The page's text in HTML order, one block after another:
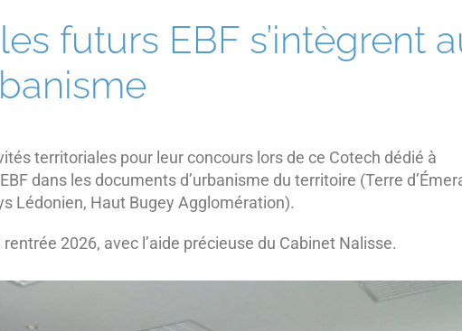
futurs EBF s’intègrent
territoriales pour leur concours lors de ce Cotech dédié à
dans les documents d’urbanisme du territoire (Terre
Lédonien, Haut Bugey Agglomération).
2026, avec l’aide précieuse du Cabinet Nalisse.